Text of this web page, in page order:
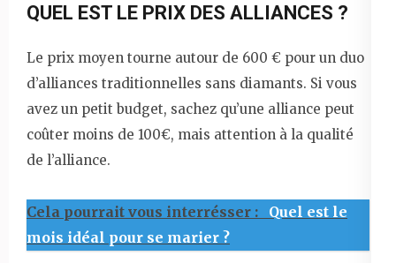
QUEL EST LE PRIX DES ALLIANCES ?
Le prix moyen tourne autour de 600 € pour un duo
d’alliances traditionnelles sans diamants. Si vous
avez un petit budget, sachez qu’une alliance peut
coûter moins de 100€, mais attention à la qualité
de l’alliance.
Cela pourrait vous interrésser :
Quel est le
mois idéal pour se marier ?